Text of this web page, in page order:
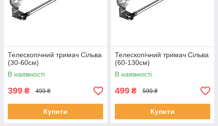
Телескопічний тримач Сільва
(30-60см)
В наявності
399 ₴ 499 ₴
Купити
Телескопічний тримач Сільва
(60-130см)
В наявності
499 ₴ 599 ₴
Купити